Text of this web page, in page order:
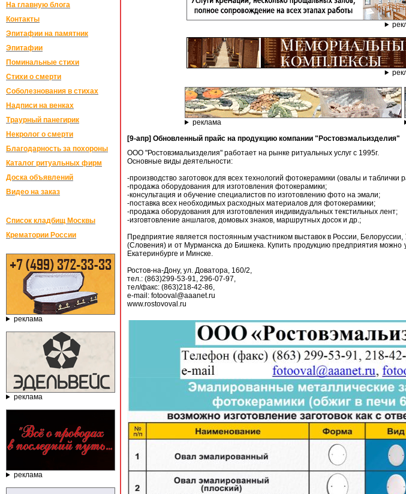
На главную блога
Контакты
Эпитафии на памятник
Эпитафии
Поминальные стихи
Стихи о смерти
Соболезнования в стихах
Надписи на венках
Траурный панегирик
Некролог о смерти
Благодарность за похороны
Каталог ритуальных фирм
Доска объявлений
Видео на заказ
Список кладбищ Москвы
Крематории России
реклама
реклама
реклама
реклама
[9-апр] Обновленный прайс на продукцию компании "Ростовэмальизделия"
ООО "Ростовэмальизделия" работает на рынке ритуальных услуг с 1995г.
Основные виды деятельности:
-производство заготовок для всех технологий фотокерамики (овалы и таблички
-продажа оборудования для изготовления фотокерамики;
-консультация и обучение специалистов по изготовлению фото на эмали;
-поставка всех необходимых расходных материалов для фотокерамики;
-продажа оборудования для изготовления индивидуальных текстильных лент;
-изговтовление аншлагов, домовых знаков, маршрутных досок и др.;
Предприятие является постоянным участником выставок в России,
(Словения) и от Мурманска до Бишкека. Купить продукцию предприятия
Екатеринбурге и Минске.
Ростов-на-Дону, ул. Доватора, 160/2,
тел.: (863)299-53-91, 296-07-97,
тел/факс: (863)218-42-86,
e-mail: fotooval@aaanet.ru
www.rostovoval.ru